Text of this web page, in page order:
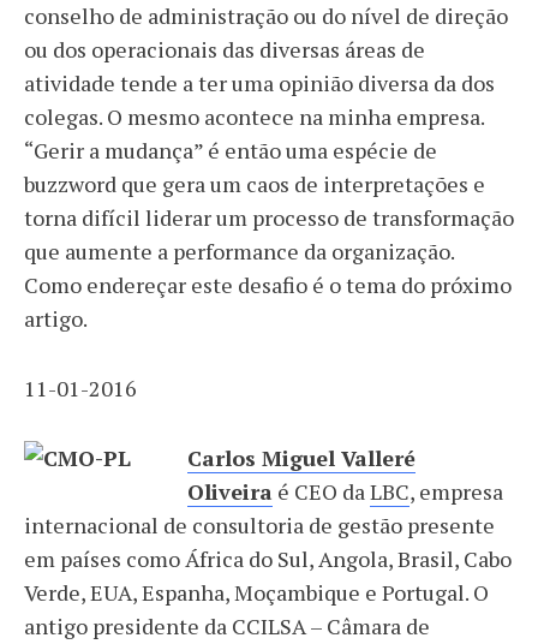
conselho de administração ou do nível de direção
ou dos operacionais das diversas áreas de
atividade tende a ter uma opinião diversa da dos
colegas. O mesmo acontece na minha empresa.
“Gerir a mudança” é então uma espécie de
buzzword que gera um caos de interpretações e
torna difícil liderar um processo de transformação
que aumente a performance da organização.
Como endereçar este desafio é o tema do próximo
artigo.
11-01-2016
Carlos Miguel Valleré
Oliveira é CEO daLBC, empresa
internacional de consultoria de gestão presente
em países como África do Sul, Angola, Brasil, Cabo
Verde, EUA, Espanha, Moçambique e Portugal. O
antigo presidente da CCILSA – Câmara de